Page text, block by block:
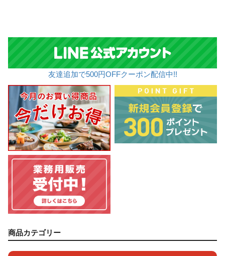
友達追加で500円OFFクーポン配信中!!
商品カテゴリー